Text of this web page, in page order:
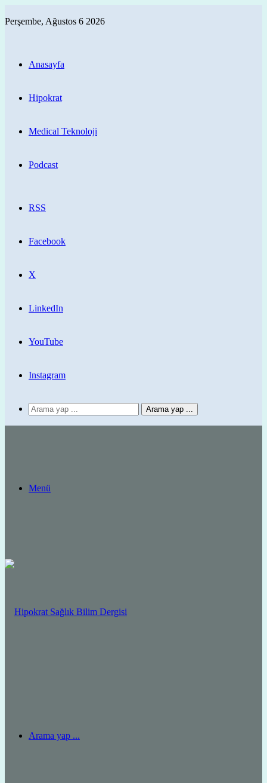
Perşembe, Ağustos 6 2026
Anasayfa
Hipokrat
Medical Teknoloji
Podcast
RSS
Facebook
X
LinkedIn
YouTube
Instagram
Arama yap ...
Menü
Arama yap ...